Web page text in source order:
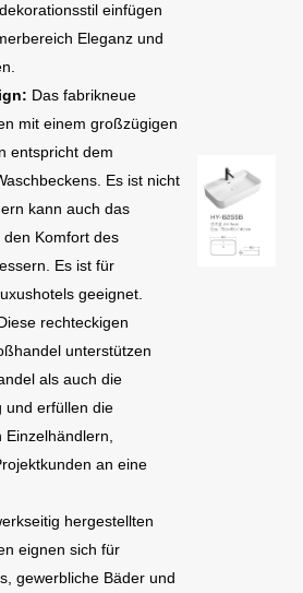
einfügen
Eleganz und
Das fabrikneue
mit einem großzügigen
entspricht dem
Es ist nicht
kann auch das
Komfort des
Es ist für
geeignet.
rechteckigen
unterstützen
als auch die
und erfüllen die
Einzelhändlern,
an eine
hergestellten
eignen sich für
gewerbliche Bäder und